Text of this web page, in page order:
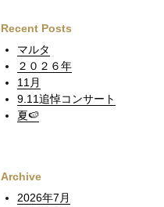
Recent Posts
マルタ
２０２６年
11月
9.11追悼コンサート
夏🍉
Archive
2026年7月